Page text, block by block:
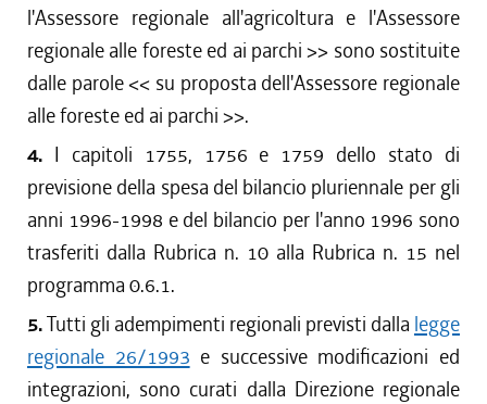
l'Assessore regionale all'agricoltura e l'Assessore
regionale alle foreste ed ai parchi >> sono sostituite
dalle parole << su proposta dell'Assessore regionale
alle foreste ed ai parchi >>.
4. I capitoli 1755, 1756 e 1759 dello stato di
previsione della spesa del bilancio pluriennale per gli
anni 1996-1998 e del bilancio per l'anno 1996 sono
trasferiti dalla Rubrica n. 10 alla Rubrica n. 15 nel
programma 0.6.1.
5.Tutti gli adempimenti regionali previsti dalla legge
regionale 26/1993 e successive modificazioni ed
integrazioni, sono curati dalla Direzione regionale